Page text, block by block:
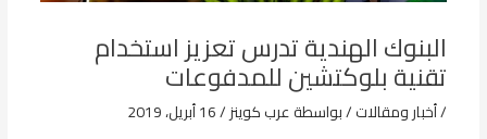
البنوك الهندية تدرس تعزيز استخدام
تقنية بلوكتشين للمدفوعات
/أخبار ومقالات/ بواسطةعرب كوينز/16 أبريل، 2019